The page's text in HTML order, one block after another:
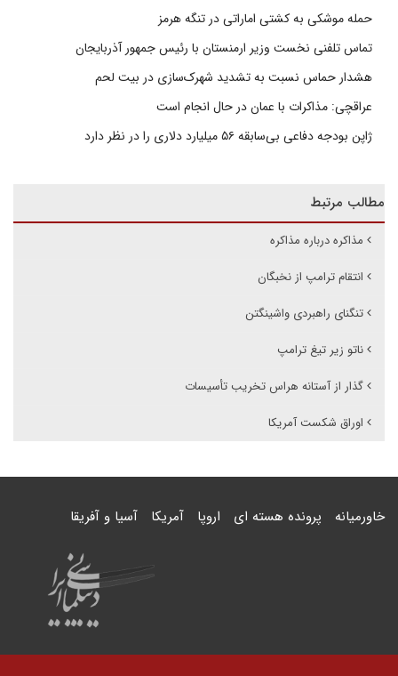
حمله موشکی به کشتی اماراتی در تنگه هرمز
تماس تلفنی نخست وزیر ارمنستان با رئیس جمهور آذربایجان
هشدار حماس نسبت به تشدید شهرک‌سازی در بیت‌ لحم
عراقچی: مذاکرات با عمان در حال انجام است
ژاپن بودجه دفاعی بی‌سابقه ۵۶ میلیارد دلاری را در نظر دارد
مطالب مرتبط
مذاکره درباره مذاکره
انتقام ترامپ از نخبگان
تنگنای راهبردی واشینگتن
ناتو زیر تیغ ترامپ
گذار از آستانه هراس تخریب تأسیسات
اوراق شکست آمریکا
خاورمیانه پرونده هسته ای اروپا آمریکا آسیا و آفریقا